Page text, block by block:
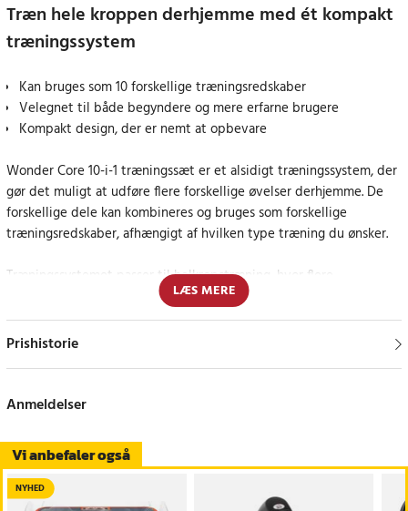
Træn hele kroppen derhjemme med ét kompakt
træningssystem
Kan bruges som 10 forskellige træningsredskaber
Velegnet til både begyndere og mere erfarne brugere
Kompakt design, der er nemt at opbevare
Wonder Core 10-i-1 træningssæt er et alsidigt træningssystem, der
gør det muligt at udføre flere forskellige øvelser derhjemme. De
forskellige dele kan kombineres og bruges som forskellige
træningsredskaber, afhængigt af hvilken type træning du ønsker.
Træningssystemet passer til helkropstræning, hvor flere
muskelgrupper aktiveres. Kombinationen af forskellige redskaber
gør det muligt at træne styrke, balance og kondition med samme
sæt.
som kan følges trin for trin. Appen kan bruges som støtte under
Efter brug kan delene samles og opbevares kompakt. Designet gør
træningssættet velegnet til hjemmetræning og mindre rum.
LÆS MERE
Prishistorie
Vi anbefaler også
NYHED
Anmeldelser